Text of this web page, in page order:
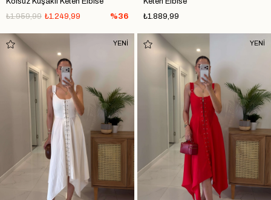
₺1.249,99
₺1.959,99 %36
₺1.889,99
YENİ YENİ